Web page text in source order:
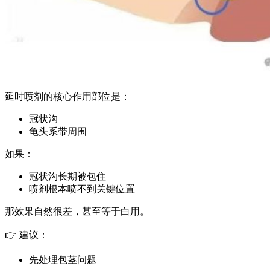
延时喷剂的核心作用部位是：
冠状沟
龟头系带周围
如果：
冠状沟长期被包住
喷剂根本喷不到关键位置
那效果自然很差，甚至等于白用。
👉 建议：
先处理包茎问题